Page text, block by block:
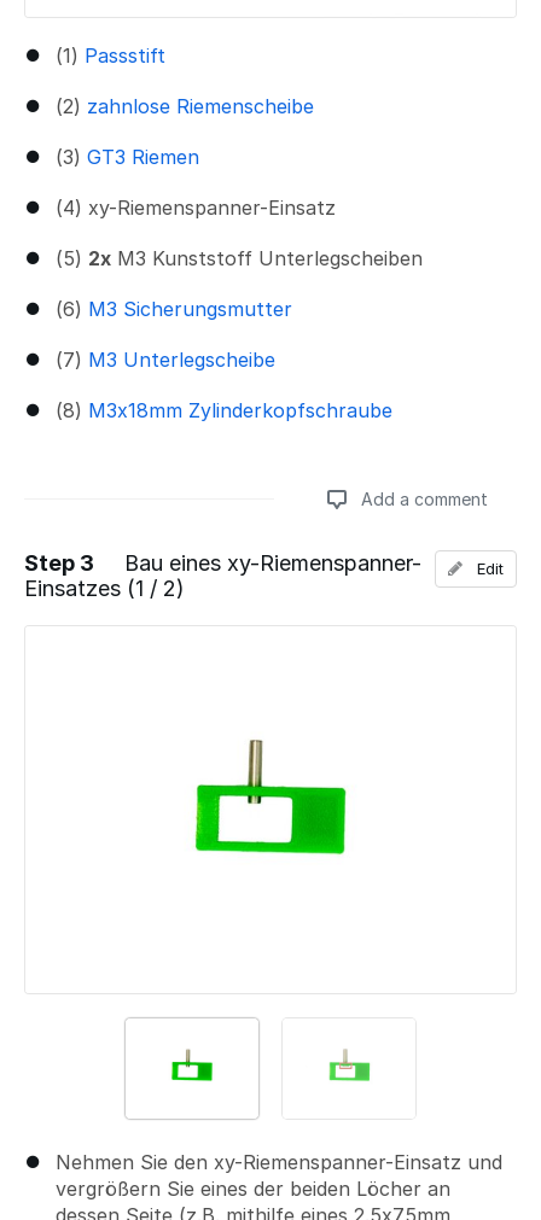
(1) Passstift
(2) zahnlose Riemenscheibe
(3) GT3 Riemen
(4) xy-Riemenspanner-Einsatz
(5) 2x M3 Kunststoff Unterlegscheiben
(6) M3 Sicherungsmutter
(7) M3 Unterlegscheibe
(8) M3x18mm Zylinderkopfschraube
Add a comment
Step 3
Bau eines xy-Riemenspanner-
Einsatzes (1 / 2)
Nehmen Sie den xy-Riemenspanner-Einsatz und
vergrößern Sie eines der beiden Löcher an
Edit